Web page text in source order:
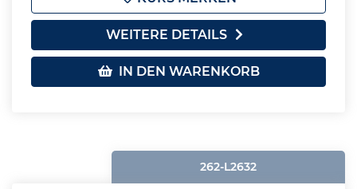
WEITERE DETAILS
IN DEN WARENKORB
262-L2632